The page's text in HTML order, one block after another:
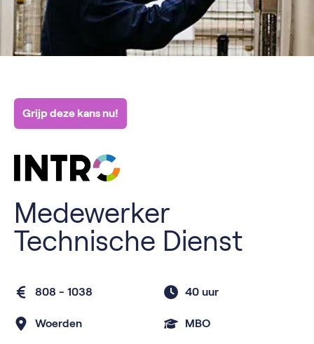
Grijp deze kans nu!
Medewerker
Technische Dienst
808 - 1038 40 uur
Woerden MBO